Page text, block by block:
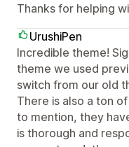
Thanks for helping
UrushiPen
Incredible theme!
theme we used
switch from our old
There is also a ton
to mention, they
is thorough and